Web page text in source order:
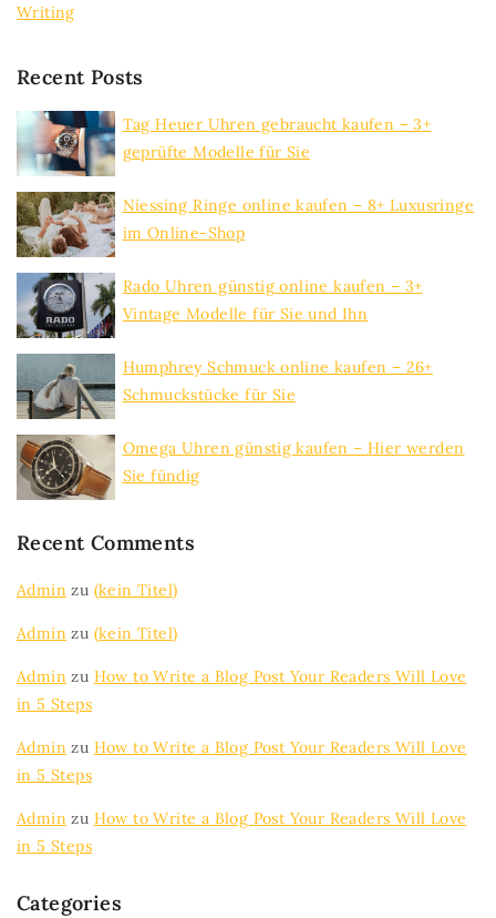
Writing
Recent Posts
Tag Heuer Uhren gebraucht kaufen – 3+
geprüfte Modelle für Sie
Niessing Ringe online kaufen – 8+ Luxusringe
im Online-Shop
Rado Uhren günstig online kaufen – 3+
Vintage Modelle für Sie und Ihn
Humphrey Schmuck online kaufen – 26+
Schmuckstücke für Sie
Omega Uhren günstig kaufen – Hier werden
Sie fündig
Recent Comments
Admin zu (kein Titel)
Admin zu (kein Titel)
Admin zu How to Write a Blog Post Your Readers Will Love
in 5 Steps
Admin zu How to Write a Blog Post Your Readers Will Love
in 5 Steps
Admin zu How to Write a Blog Post Your Readers Will Love
in 5 Steps
Categories